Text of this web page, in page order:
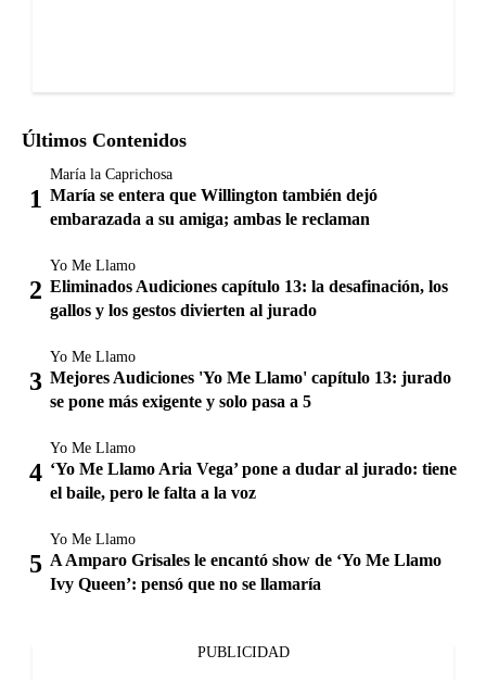
Últimos Contenidos
María la Caprichosa
María se entera que Willington también dejó
embarazada a su amiga; ambas le reclaman
Yo Me Llamo
Eliminados Audiciones capítulo 13: la desafinación, los
gallos y los gestos divierten al jurado
Yo Me Llamo
Mejores Audiciones 'Yo Me Llamo' capítulo 13: jurado
se pone más exigente y solo pasa a 5
Yo Me Llamo
‘Yo Me Llamo Aria Vega’ pone a dudar al jurado: tiene
el baile, pero le falta a la voz
Yo Me Llamo
A Amparo Grisales le encantó show de ‘Yo Me Llamo
Ivy Queen’: pensó que no se llamaría
PUBLICIDAD